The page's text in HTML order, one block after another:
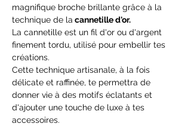
magnifique broche brillante grâce à la
technique de la cannetille d'or.
La cannetille est un fil d'or ou d'argent
finement tordu, utilisé pour embellir tes
créations.
Cette technique artisanale, à la fois
délicate et raffinée, te permettra de
donner vie à des motifs éclatants et
d'ajouter une touche de luxe à tes
accessoires.